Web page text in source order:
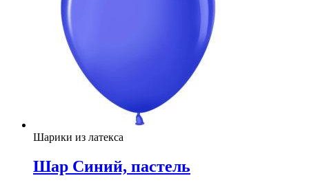
Шарики из латекса
Шар Синий, пастель